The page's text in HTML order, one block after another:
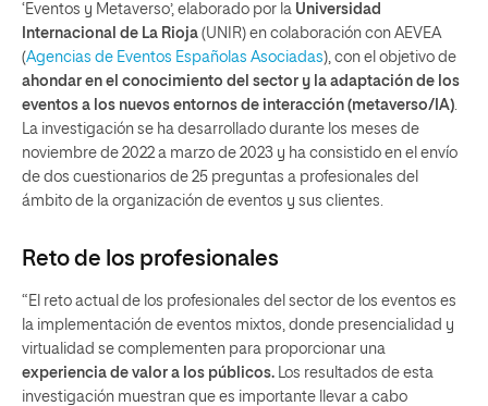
‘Eventos y Metaverso’, elaborado por la Universidad
Internacional de La Rioja (UNIR) en colaboración con AEVEA
(Agencias de Eventos Españolas Asociadas), con el objetivo de
ahondar en el conocimiento del sector y la adaptación de los
eventos a los nuevos entornos de interacción (metaverso/IA)
La investigación se ha desarrollado durante los meses de
noviembre de 2022 a marzo de 2023 y ha consistido en el envío
de dos cuestionarios de 25 preguntas a profesionales del
ámbito de la organización de eventos y sus clientes.
Reto de los profesionales
“El reto actual de los profesionales del sector de los eventos es
la implementación de eventos mixtos, donde presencialidad y
virtualidad se complementen para proporcionar una
experiencia de valor a los públicos. Los resultados de esta
investigación muestran que es importante llevar a cabo